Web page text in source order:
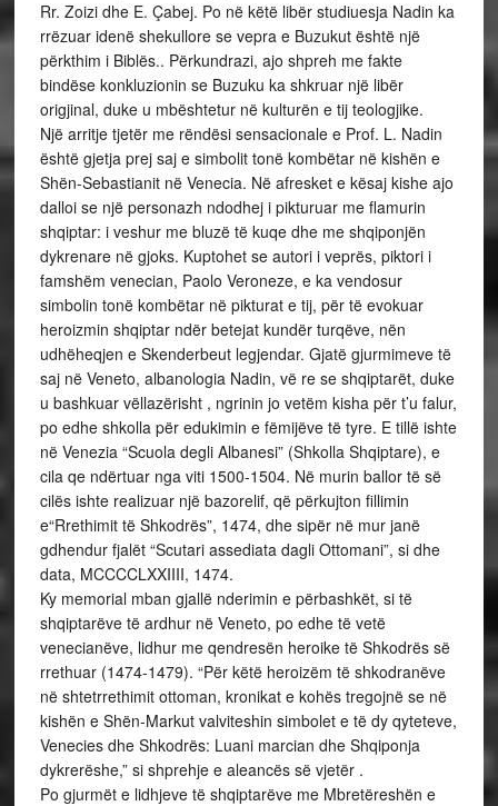
Rr. Zoizi dhe E. Çabej. Po në këtë libër studiuesja Nadin ka
rrëzuar idenë shekullore se vepra e Buzukut është një
përkthim i Biblës.. Përkundrazi, ajo shpreh me fakte
bindëse konkluzionin se Buzuku ka shkruar një libër
origjinal, duke u mbështetur në kulturën e tij teologjike.
Një arritje tjetër me rëndësi sensacionale e Prof. L. Nadin
është gjetja prej saj e simbolit tonë kombëtar në kishën e
Shën-Sebastianit në Venecia. Në afresket e kësaj kishe ajo
dalloi se një personazh ndodhej i pikturuar me flamurin
shqiptar: i veshur me bluzë të kuqe dhe me shqiponjën
dykrenare në gjoks. Kuptohet se autori i veprës, piktori i
famshëm venecian, Paolo Veroneze, e ka vendosur
simbolin tonë kombëtar në pikturat e tij, për të evokuar
heroizmin shqiptar ndër betejat kundër turqëve, nën
udhëheqjen e Skenderbeut legjendar. Gjatë gjurmimeve të
saj në Veneto, albanologia Nadin, vë re se shqiptarët, duke
u bashkuar vëllazërisht , ngrinin jo vetëm kisha për t’u falur,
po edhe shkolla për edukimin e fëmijëve të tyre. E tillë ishte
në Venezia “Scuola degli Albanesi” (Shkolla Shqiptare), e
cila qe ndërtuar nga viti 1500-1504. Në murin ballor të së
cilës ishte realizuar një bazorelif, që përkujton fillimin
e“Rrethimit të Shkodrës”, 1474, dhe sipër në mur janë
gdhendur fjalët “Scutari assediata dagli Ottomani”, si dhe
data, MCCCCLXXIIII, 1474.
Ky memorial mban gjallë nderimin e përbashkët, si të
shqiptarëve të ardhur në Veneto, po edhe të vetë
venecianëve, lidhur me qendresën heroike të Shkodrës së
rrethuar (1474-1479). “Për këtë heroizëm të shkodranëve
në shtetrrethimit ottoman, kronikat e kohës tregojnë se në
kishën e Shën-Markut valviteshin simbolet e të dy qyteteve,
Venecies dhe Shkodrës: Luani marcian dhe Shqiponja
dykrerëshe,” si shprehje e aleancës së vjetër .
Po gjurmët e lidhjeve të shqiptarëve me Mbretëreshën e